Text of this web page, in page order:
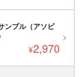
ンプル（アソビ
¥2,970